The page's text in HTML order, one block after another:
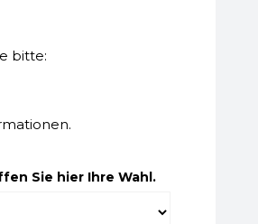
bitte:
Sie hier Ihre Wahl.